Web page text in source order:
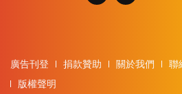
廣告刊登 捐款贊助 關於我們 聯
版權聲明